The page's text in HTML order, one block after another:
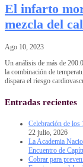
El infarto
mezcla del
Ago 10, 2023
Un análisis de más de
la combinación de
dispara el riesgo
Entradas recientes
Celebración de los
22 julio, 2026
La Academia
Encuentro de
Cobrar para